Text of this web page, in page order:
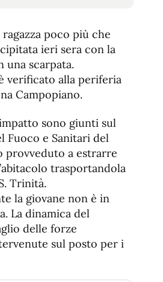
fuente
de
fuente.
poco più che
ieri sera con la
una scarpata.
verificato alla periferia
Campopiano.
sono giunti sul
Fuoco e Sanitari del
provveduto a estrarre
trasportandola
Trinità.
la giovane non è in
La dinamica del
delle forze
sul posto per i